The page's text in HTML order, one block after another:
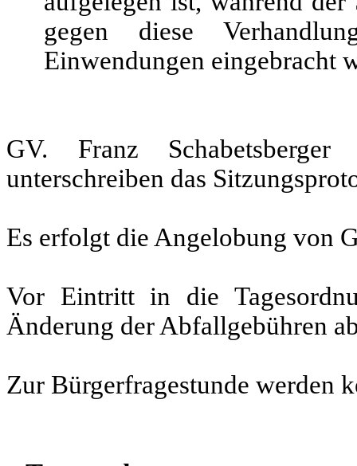
gegen diese
Einwendungen eingebracht
GV. Franz
unterschreiben das
Es erfolgt die Angelobung von
Vor Eintritt in die
Änderung der Abfallgebühren
Zur Bürgerfragestunde werden